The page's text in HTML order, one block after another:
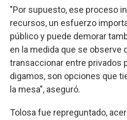
"Por supuesto, ese proceso
recursos, un esfuerzo
público y puede demorar
en la medida que se observe
transaccionar entre privados
digamos, son opciones que
la mesa", aseguró.
Tolosa fue repreguntado,